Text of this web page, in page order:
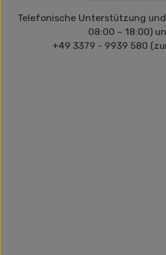
Telefonische Unterstützung und
08:00 – 18:00)
+49 3379 - 9939 580